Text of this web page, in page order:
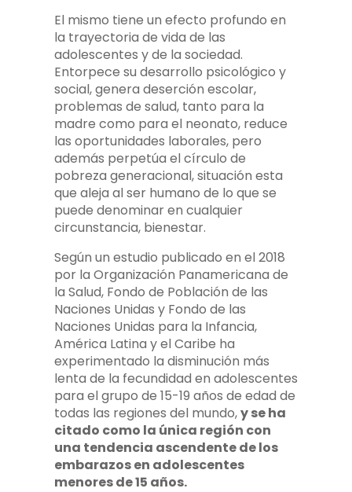
El mismo tiene un efecto profundo en
la trayectoria de vida de las
adolescentes y de la sociedad.
Entorpece su desarrollo psicológico y
social, genera deserción escolar,
problemas de salud, tanto para la
madre como para el neonato, reduce
las oportunidades laborales, pero
además perpetúa el círculo de
pobreza generacional, situación esta
que aleja al ser humano de lo que se
puede denominar en cualquier
circunstancia, bienestar.
Según un estudio publicado en el 2018
por la Organización Panamericana de
la Salud, Fondo de Población de las
Naciones Unidas y Fondo de las
Naciones Unidas para la Infancia,
América Latina y el Caribe ha
experimentado la disminución más
lenta de la fecundidad en adolescentes
para el grupo de 15-19 años de edad de
todas las regiones del mundo,y se ha
citado como la única región con
una tendencia ascendente de los
embarazos en adolescentes
menores de 15 años.